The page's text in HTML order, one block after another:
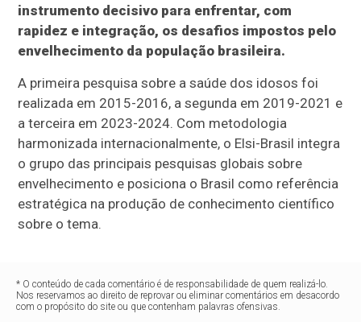
instrumento decisivo para enfrentar, com
rapidez e integração, os desafios impostos pelo
envelhecimento da população brasileira.
A primeira pesquisa sobre a saúde dos idosos foi
realizada em 2015-2016, a segunda em 2019-2021 e
a terceira em 2023-2024. Com metodologia
harmonizada internacionalmente, o Elsi-Brasil integra
o grupo das principais pesquisas globais sobre
envelhecimento e posiciona o Brasil como referência
estratégica na produção de conhecimento científico
sobre o tema.
* O conteúdo de cada comentário é de responsabilidade de quem realizá-lo.
Nos reservamos ao direito de reprovar ou eliminar comentários em desacordo
com o propósito do site ou que contenham palavras ofensivas.